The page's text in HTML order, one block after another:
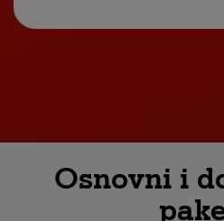
Osnovni i